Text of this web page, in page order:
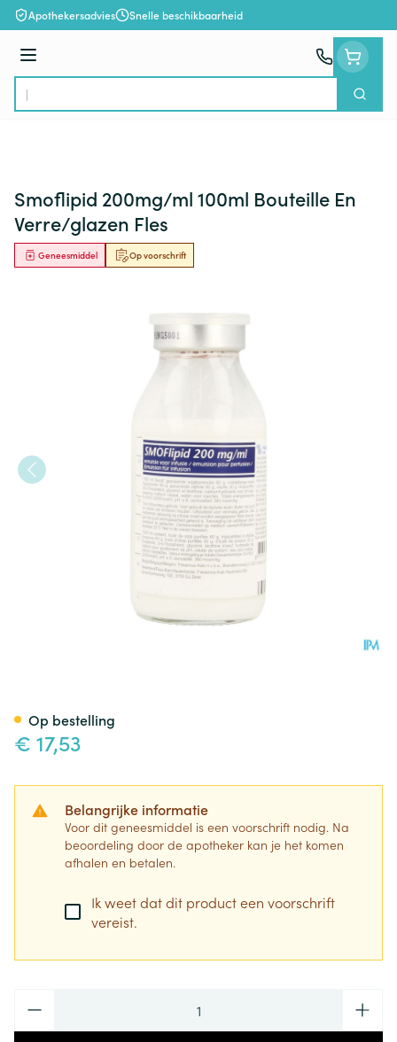
Ga naar de inhoud
Apothekersadvies Snelle beschikbaarheid
Menu
Product, merk, categorie...
Zoek
Smoflipid 200mg/ml 100ml Bouteille En
Verre/glazen Fles
Op voorschrift
Geneesmiddel
€ 17,53
Belangrijke informatie
Voor dit geneesmiddel is een voorschrift nodig. Na
beoordeling door de apotheker kan je het komen
afhalen en betalen.
Ik weet dat dit product een voorschrift
vereist.
Op bestelling